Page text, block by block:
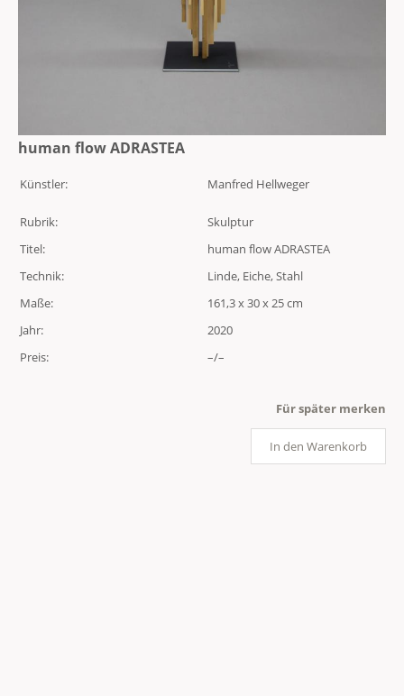
human flow ADRASTEA
Künstler: Manfred Hellweger
Rubrik:
Skulptur
Titel:
human flow ADRASTEA
Technik:
Linde, Eiche, Stahl
Maße:
161,3 x 30 x 25 cm
Jahr:
2020
Preis:
–/–
Für später merken
In den Warenkorb